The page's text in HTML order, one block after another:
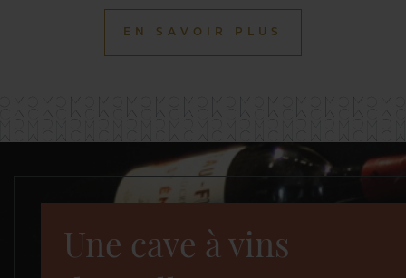
EN SAVOIR PLUS
Une cave à vins